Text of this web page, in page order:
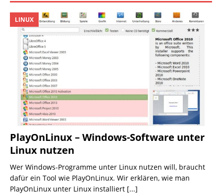
PlayOnLinux – Windows-Software unter
Linux nutzen
LINUX
Wer Windows-Programme unter Linux nutzen will, braucht
dafür ein Tool wie PlayOnLinux. Wir erklären, wie man
PlayOnLinux unter Linux installiert [...]